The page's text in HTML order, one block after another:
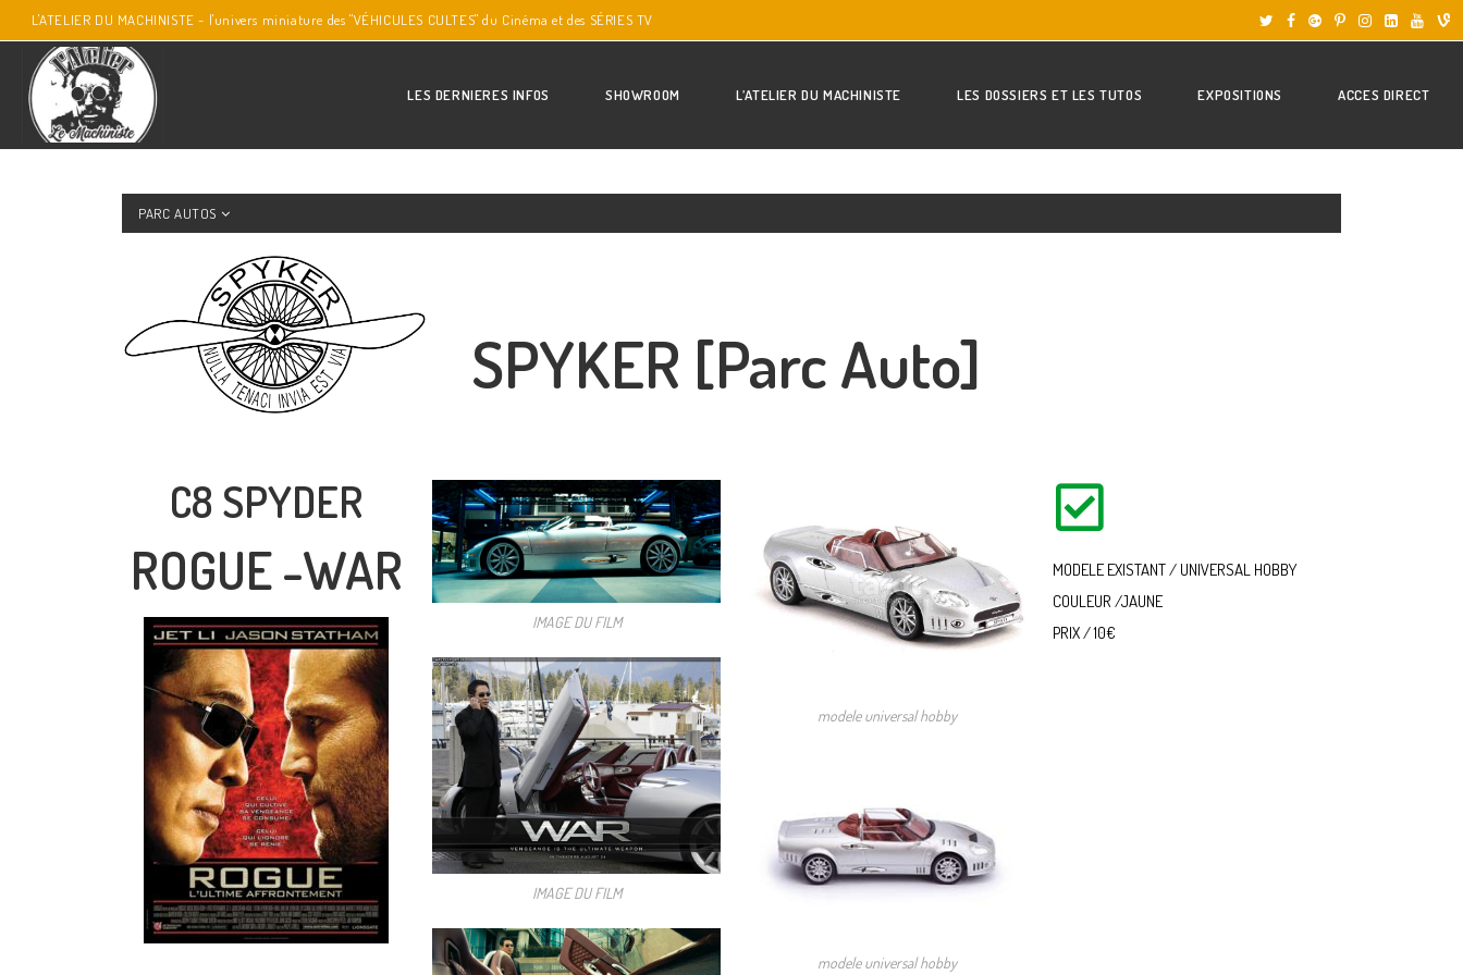
L'ATELIER DU MACHINISTE - l'univers miniature des "VÉHICULES CULTES" du Cinéma et des SÉRIES TV
LES DERNIERES INFOS SHOWROOM L’ATELIER DU MACHINISTE LES DOSSIERS ET LES TUTOS EXPOSITIONS ACCES DIRECT
PARC AUTOS
SPYKER [Parc Auto]
C8 SPYDER
ROGUE -WAR
IMAGE DU FILM
IMAGE DU FILM
modele universal hobby
modele universal hobby
MODELE EXISTANT / UNIVERSAL HOBBY
COULEUR /JAUNE
PRIX / 10€